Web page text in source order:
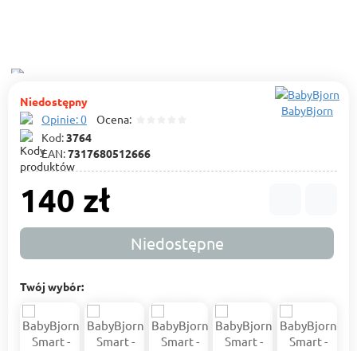
Niedostępny
Opinie: 0 Ocena:
Kod:3764
EAN:7317680512666
BabyBjorn
140 zł
Niedostępne
Twój wybór: